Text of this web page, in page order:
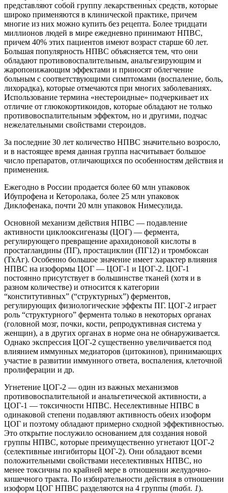
представляют собой группу лекарственных средств, которые
широко применяются в клинической практике, причем
многие из них можно купить без рецепта. Более тридцати
миллионов людей в мире ежедневно принимают НПВС,
причем 40% этих пациентов имеют возраст старше 60 лет.
Большая популярность НПВС объясняется тем, что они
обладают противовоспалительным, анальгезирующим и
жаропонижающим эффектами и приносят облегчение
больным с соответствующими симптомами (воспаление, боль,
лихорадка), которые отмечаются при многих заболеваниях.
Использование термина «нестероидные» подчеркивает их
отличие от глюкокортикоидов, которые обладают не только
противовоспалительным эффектом, но и другими, подчас
нежелательными свойствами стероидов.
За последние 30 лет количество НПВС значительно возросло,
и в настоящее время данная группа насчитывает большое
число препаратов, отличающихся по особенностям действия и
применения.
Ежегодно в России продается более 60 млн упаковок
Ибупрофена и Кеторолака, более 25 млн упаковок
Диклофенака, почти 20 млн упаковок Нимесулида.
Основной механизм действия НПВС — подавление
активности циклооксигеназы (ЦОГ) — фермента,
регулирующего превращение арахидоновой кислоты в
простагландины (ПГ), простациклин (ПГ12) и тромбоксан
(ТхАг). Особенно большое значение имеет характер влияния
НПВС на изоформы ЦОГ — ЦОГ-1 и ЦОГ-2. ЦОГ-1
постоянно присутствует в большинстве тканей (хотя и в
разном количестве) и относится к категории
“конститутивных” (“структурных”) ферментов,
регулирующих физиологические эффекты ПГ. ЦОГ-2 играет
роль “структурного” фермента только в некоторых органах
(головной мозг, почки, кости, репродуктивная система у
женщин), а в других органах в норме она не обнаруживается.
Однако экспрессия ЦОГ-2 существенно увеличивается под
влиянием иммунных медиаторов (цитокинов), принимающих
участие в развитии иммунного ответа, воспаления, клеточной
пролиферации и др.
Угнетение ЦОГ-2 — один из важных механизмов
противовоспалительной и анальгетической активности, а
ЦОГ-1 — токсичности НПВС. Неселективные НПВС в
одинаковой степени подавляют активность обеих изоформ
ЦОГ и поэтому обладают примерно сходной эффективностью.
Это открытие послужило основанием для создания новой
группы НПВС, которые преимущественно угнетают ЦОГ-2
(селективные ингибиторы ЦОГ-2). Они обладают всеми
положительными свойствами неселективных НПВС, но
менее токсичны по крайней мере в отношении желудочно-
кишечного тракта. По избирательности действия в отношении
изоформ ЦОГ НПВС разделяются на 4 группы (табл. 1).